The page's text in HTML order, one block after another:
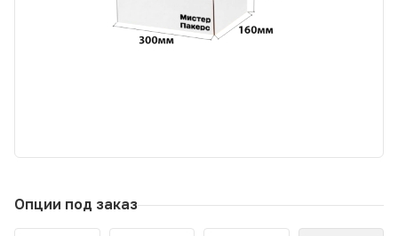
Опции под заказ